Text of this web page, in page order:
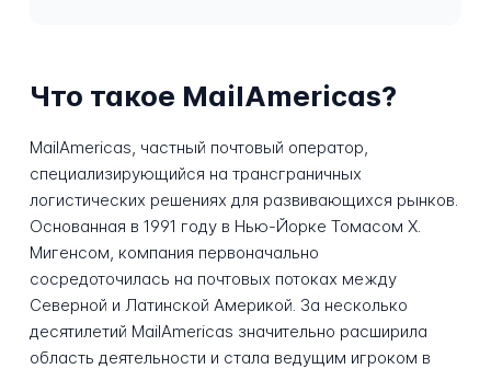
Что такое MailAmericas?
MailAmericas, частный почтовый оператор,
специализирующийся на трансграничных
логистических решениях для развивающихся рынков.
Основанная в 1991 году в Нью-Йорке Томасом X.
Мигенсом, компания первоначально
сосредоточилась на почтовых потоках между
Северной и Латинской Америкой. За несколько
десятилетий MailAmericas значительно расширила
область деятельности и стала ведущим игроком в